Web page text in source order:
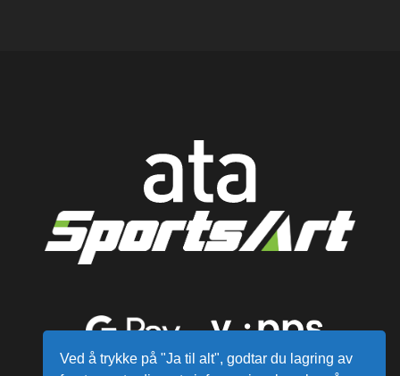
Ved å trykke på "Ja til alt", godtar du lagring av